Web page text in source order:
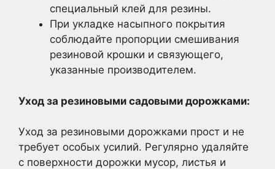
специальный клей для резины.
При укладке насыпного покрытия
соблюдайте пропорции смешивания
резиновой крошки и связующего,
указанные производителем.
Уход за резиновыми садовыми дорожками:
Уход за резиновыми дорожками прост и не
требует особых усилий. Регулярно удаляйте
с поверхности дорожки мусор, листья и